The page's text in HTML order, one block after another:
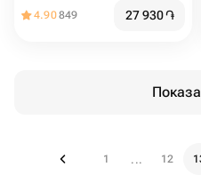
4.90849 27 930֏
1 ... 12